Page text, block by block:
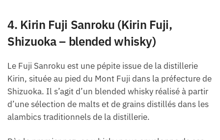
4. Kirin Fuji Sanroku (Kirin Fuji,
Shizuoka – blended whisky)
Le Fuji Sanroku est une pépite issue de la distillerie
Kirin, située au pied du Mont Fuji dans la préfecture de
Shizuoka. Il s’agit d’un blended whisky réalisé à partir
d’une sélection de malts et de grains distillés dans les
alambics traditionnels de la distillerie.